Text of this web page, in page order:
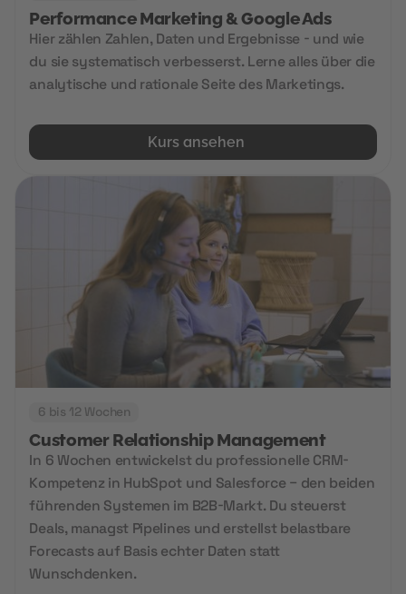
Performance Marketing & Google Ads
Hier zählen Zahlen, Daten und Ergebnisse - und wie
du sie systematisch verbesserst. Lerne alles über die
analytische und rationale Seite des Marketings.
Kurs ansehen
6 bis 12 Wochen
Customer Relationship Management
In 6 Wochen entwickelst du professionelle CRM-
Kompetenz in HubSpot und Salesforce – den beiden
führenden Systemen im B2B-Markt. Du steuerst
Deals, managst Pipelines und erstellst belastbare
Forecasts auf Basis echter Daten statt
Wunschdenken.